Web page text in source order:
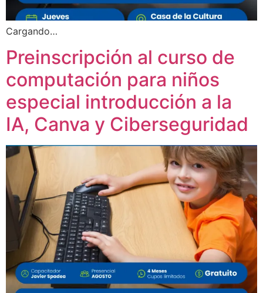
Cargando…
Preinscripción al curso de
computación para niños
especial introducción a la
IA, Canva y Ciberseguridad